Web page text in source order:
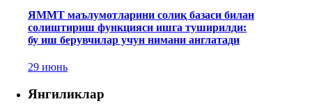
ЯММТ маълумотларини солиқ базаси билан
солиштириш функцияси ишга туширилди:
бу иш берувчилар учун нимани англатади
29 июнь
Янгиликлар